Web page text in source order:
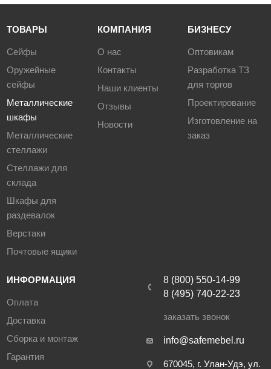
ТОВАРЫ
Сейфы
Оружейные
сейфы
Металлические
шкафы
Металлические
стеллажи
Стеллажи для
склада
Шкафы для
раздевалок
Верстаки
Почтовые ящики
КОМПАНИЯ
О нас
Контакты
Наши клиенты
Отзывы
Новости
БИЗНЕСУ
Оптовикам
Разработка ТЗ
для торгов
Проектирование
Изготовление на
заказ
ИНФОРМАЦИЯ
Оплата
Доставка
Сборка и монтаж
Гарантия
8 (800) 550-14-99
8 (495) 740-22-23
заказать звонок
info@safemebel.ru
670045, г. Улан-Удэ, ул.